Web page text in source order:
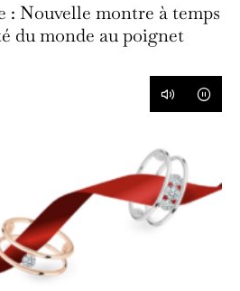
: Nouvelle montre à temps
du monde au poignet